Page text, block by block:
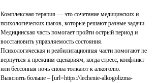
Комплексная терапия — это сочетание медицинских и
психологических шагов, которые решают разные задачи.
Медицинская часть помогает пройти острый период и
восстановить управляемость состояния.
Психологическая и реабилитационная части помогают не
вернуться к прежним сценариям, когда стресс, конфликт
или бессонная ночь снова толкают к алкоголю.
Выяснить больше – [url=https://lechenie-alkogolizma-